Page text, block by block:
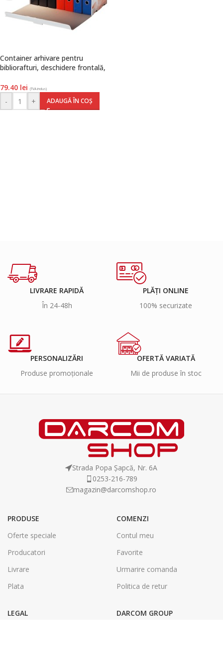
Container arhivare pentru
bibliorafturi, deschidere frontală,
Standard, Esselte
79.40 lei (TVA inclus)
- + ADAUGĂ ÎN COȘ
LIVRARE RAPIDĂ
În 24-48h
PLĂȚI ONLINE
100% securizate
PERSONALIZĂRI
Produse promoționale
OFERTĂ VARIATĂ
Mii de produse în stoc
Strada Popa Șapcă, Nr. 6A
0253-216-789
magazin@darcomshop.ro
PRODUSE
Oferte speciale
Producatori
Livrare
Plata
COMENZI
Contul meu
Favorite
Urmarire comanda
Politica de retur
LEGAL
DARCOM GROUP